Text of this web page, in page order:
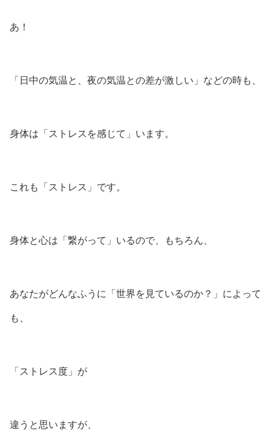
あ！
「日中の気温と、夜の気温との差が激しい」などの時も、
身体は「ストレスを感じて」います。
これも「ストレス」です。
身体と心は「繋がって」いるので、もちろん、
あなたがどんなふうに「世界を見ているのか？」によって
も、
「ストレス度」が
違うと思いますが、